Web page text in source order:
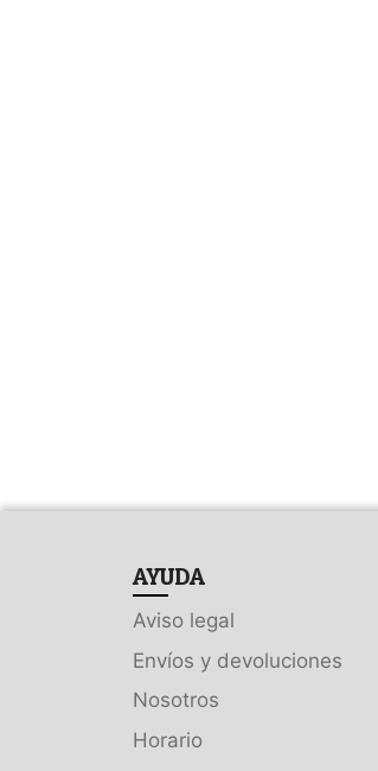
AYUDA
Aviso legal
Envíos y devoluciones
Nosotros
Horario